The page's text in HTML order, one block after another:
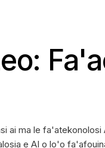
ai ma le fa'atekonolosi
e AI o lo'o